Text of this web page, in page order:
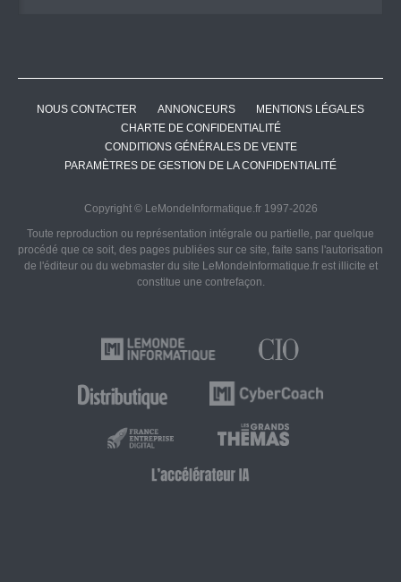
NOUS CONTACTER ANNONCEURS
MENTIONS LÉGALES
CHARTE DE CONFIDENTIALITÉ
CONDITIONS GÉNÉRALES DE VENTE
PARAMÈTRES DE GESTION DE LA CONFIDENTIALITÉ
Copyright © LeMondeInformatique.fr 1997-2026
Toute reproduction ou représentation intégrale ou partielle, par quelque
procédé que ce soit, des pages publiées sur ce site, faite sans l'autorisation
de l'éditeur ou du webmaster du site LeMondeInformatique.fr est illicite et
constitue une contrefaçon.